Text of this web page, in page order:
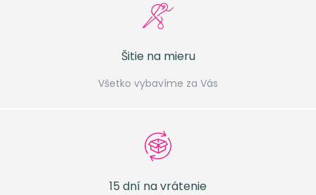
Šitie na mieru
Všetko vybavíme za Vás
15 dní na vrátenie